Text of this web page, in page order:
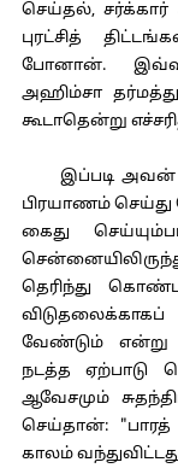
செய்தல்,
புரட்சித்
போனான்.
அஹிம்சா
கூடாதென்று
இப்படி அவன்
பிரயாணம்
கைது
தெரிந்து
வேண்டும் என்று
நடத்த ஏற்பாடு
ஆவேசமும்
செய்தான்:
காலம்